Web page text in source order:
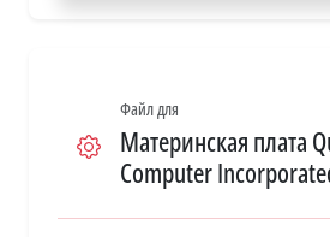
Файл для
Материнская плата
Computer